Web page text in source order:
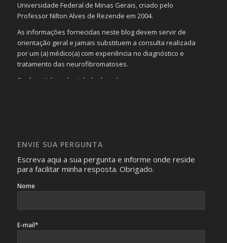
Universidade Federal de Minas Gerais, criado pelo
Professor Nilton Alves de Rezende em 2004.
As informações fornecidas neste blog devem servir de
orientação geral e jamais substituem a consulta realizada
por um (a) médico(a) com experiência no diagnóstico e
tratamento das neurofibromatoses.
Será omitida a identidade de todas as pessoas que
identificação da pessoa fotografada.
ENVIE SUA PERGUNTA
Escreva aqui a sua pergunta e informe onde reside
para facilitar minha resposta. Obrigado.
Nome
E-mail*